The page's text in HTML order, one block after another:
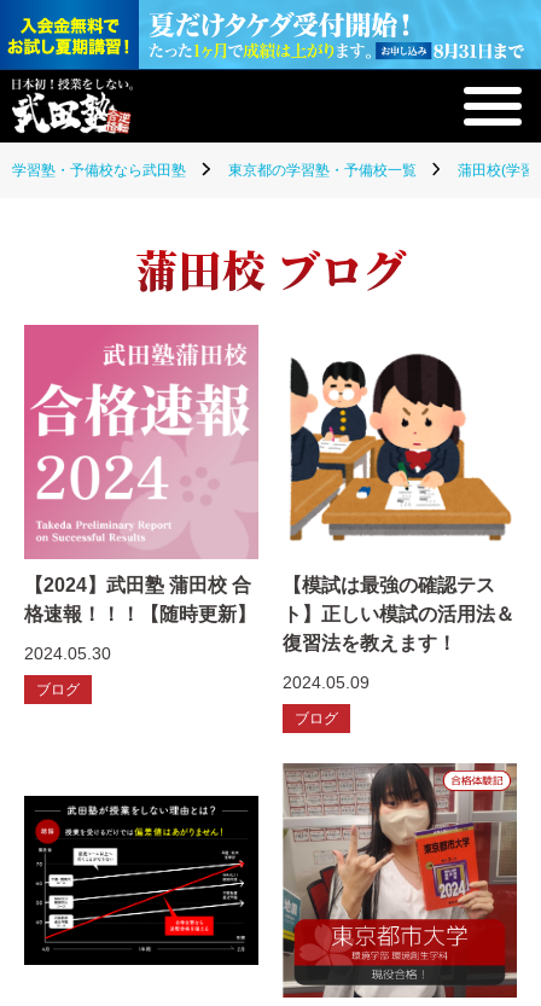
学習塾・予備校なら武田塾 東京都の学習塾・予備校一覧 蒲田校(学習
蒲田校 ブログ
【2024】武田塾 蒲田校 合
格速報！！！【随時更新】
2024.05.30
ブログ
【模試は最強の確認テス
ト】正しい模試の活用法＆
復習法を教えます！
2024.05.09
ブログ